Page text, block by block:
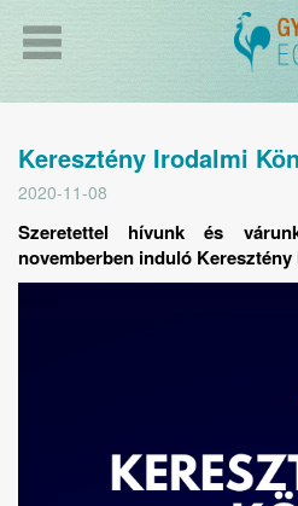
Keresztény Irodalmi
2020-11-08
Szeretettel hívunk és
novemberben induló